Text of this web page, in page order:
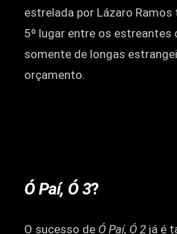
estrelada por Lázaro
5º lugar entre os estreantes
somente de longas
orçamento.
Ó Paí, Ó 3?
O sucesso de Ó Paí, Ó 2 já é